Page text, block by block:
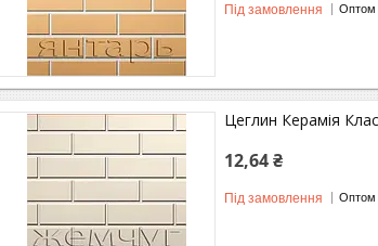
Під замовлення Оптом
Цеглин Керамія
12,64 ₴
Під замовлення Оптом